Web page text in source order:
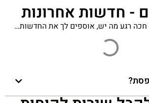
- חדשות אחרונות